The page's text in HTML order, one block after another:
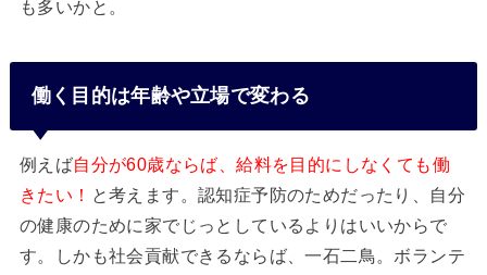
も多いかと。
働く目的は年齢や立場で変わる
例えば自分が60歳ならば、給料を目的にしなくても働
きたい！ と考えます。認知症予防のためだったり、自分
の健康のために家でじっとしているよりはいいからで
す。しかも社会貢献できるならば、一石二鳥。ボランテ